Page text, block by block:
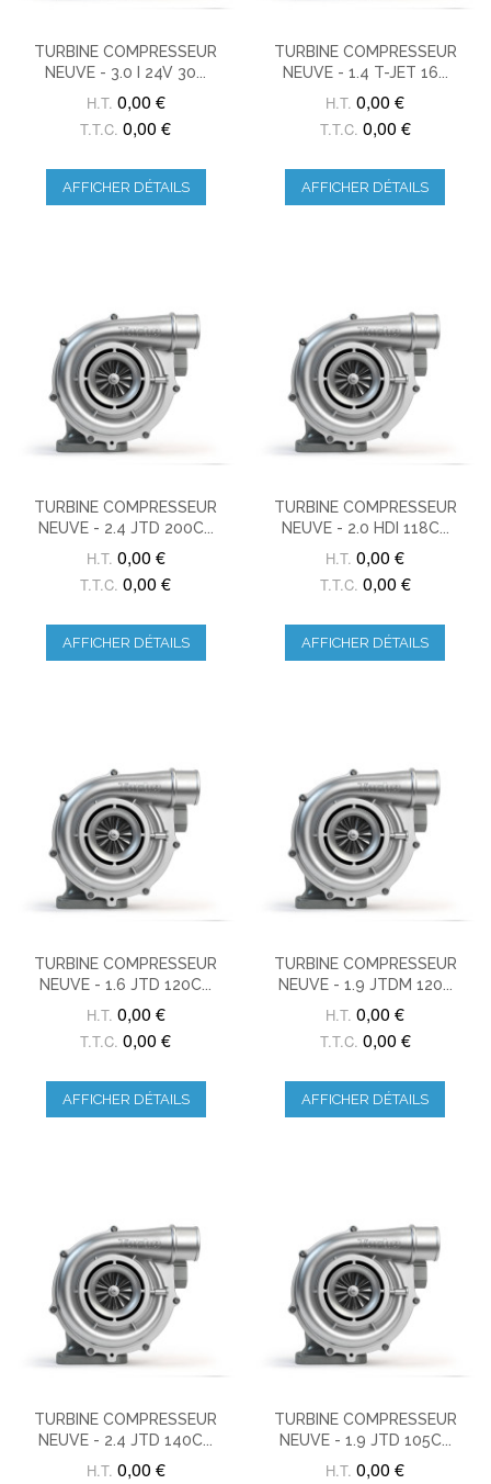
TURBINE COMPRESSEUR
NEUVE - 3.0 I 24V 30...
H.T. 0,00 €
T.T.C. 0,00 €
AFFICHER DÉTAILS
TURBINE COMPRESSEUR
NEUVE - 1.4 T-JET 16...
H.T. 0,00 €
T.T.C. 0,00 €
AFFICHER DÉTAILS
TURBINE COMPRESSEUR
NEUVE - 2.4 JTD 200C...
H.T. 0,00 €
T.T.C. 0,00 €
AFFICHER DÉTAILS
TURBINE COMPRESSEUR
NEUVE - 2.0 HDI 118C...
H.T. 0,00 €
T.T.C. 0,00 €
AFFICHER DÉTAILS
TURBINE COMPRESSEUR
NEUVE - 1.6 JTD 120C...
H.T. 0,00 €
T.T.C. 0,00 €
AFFICHER DÉTAILS
TURBINE COMPRESSEUR
NEUVE - 1.9 JTDM 120...
H.T. 0,00 €
T.T.C. 0,00 €
AFFICHER DÉTAILS
TURBINE COMPRESSEUR
NEUVE - 2.4 JTD 140C...
H.T. 0,00 €
TURBINE COMPRESSEUR
NEUVE - 1.9 JTD 105C...
H.T. 0,00 €